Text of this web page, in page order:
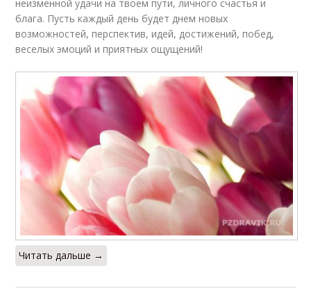
неизменной удачи на твоем пути, личного счастья и
блага. Пусть каждый день будет днем новых
возможностей, перспектив, идей, достижений, побед,
веселых эмоций и приятных ощущений!
Читать дальше →